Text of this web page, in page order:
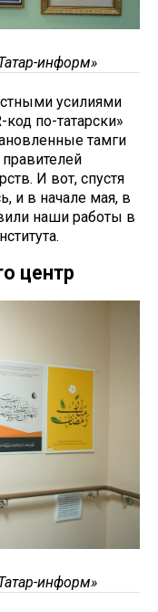
информ»
усилиями
по-татарски»
тамги
правителей
И вот, спустя
и в начале мая, в
наши работы в
центр
информ»